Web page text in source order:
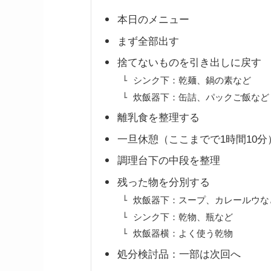
本日のメニュー
まず全部出す
捨てないものを引き出しに戻す
シンク下：乾麺、鍋の素など
炊飯器下：缶詰、パックご飯など
離乳食を整理する
一旦休憩（ここまでで1時間10分
調理台下の中段を整理
残った物を分別する
炊飯器下：スープ、カレールウ
シンク下：乾物、瓶など
炊飯器横：よく使う乾物
処分検討品：一部は次回へ